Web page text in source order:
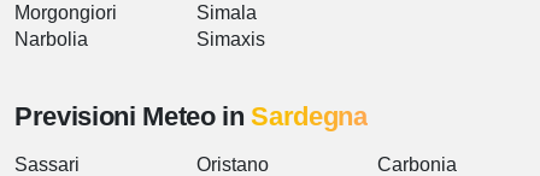
Morgongiori
Narbolia
Simala
Simaxis
Previsioni Meteo inSardegna
Sassari
Oristano
Carbonia